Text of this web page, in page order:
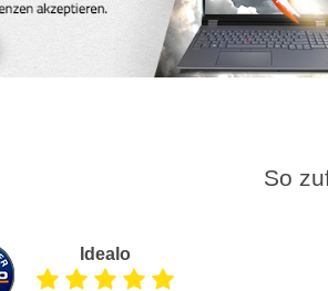
So
Idealo